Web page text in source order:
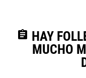
assignment HAY
MUCHO